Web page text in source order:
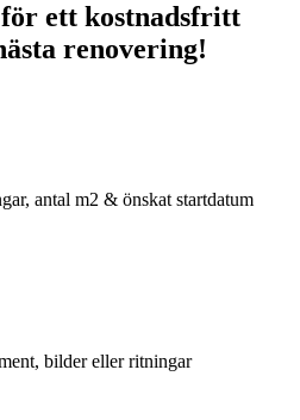
ett kostnadsfritt
renovering!
antal m2 & önskat startdatum
bilder eller ritningar